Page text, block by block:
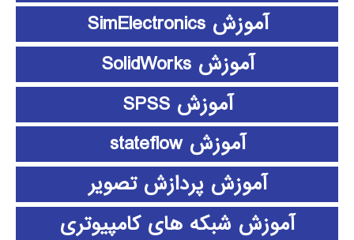
آموزش SimElectronics
آموزش SolidWorks
آموزش SPSS
آموزش stateflow
آموزش پردازش تصویر
آموزش شبکه های کامپیوتری